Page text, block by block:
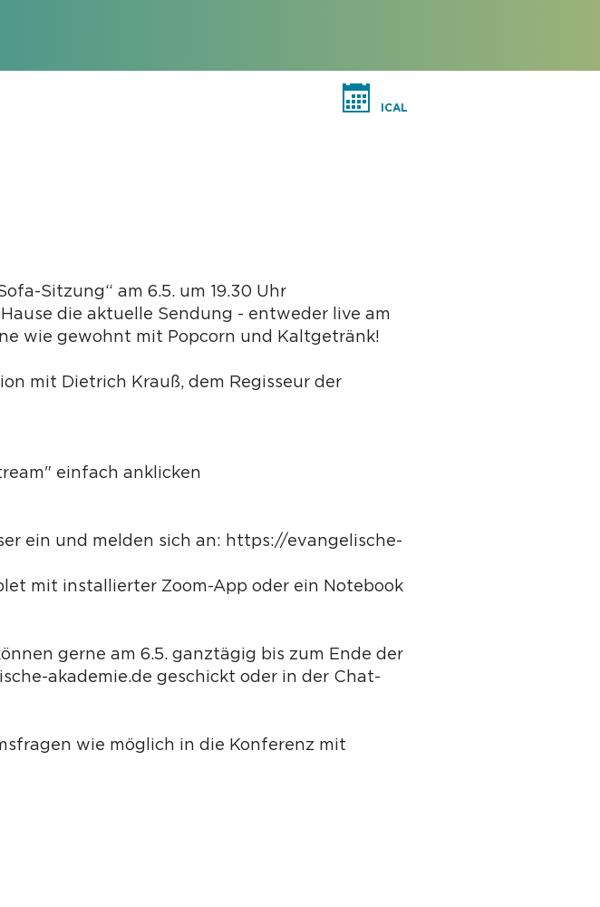
ICAL
Sitzung“ am 6.5. um 19.30 Uhr
die aktuelle Sendung - entweder live am
wie gewohnt mit Popcorn und Kaltgetränk!
mit Dietrich Krauß, dem Regisseur der
einfach anklicken
ein und melden sich an: https://evangelische-
mit installierter Zoom-App oder ein Notebook
gerne am 6.5. ganztägig bis zum Ende der
akademie.de geschickt oder in der Chat-
wie möglich in die Konferenz mit